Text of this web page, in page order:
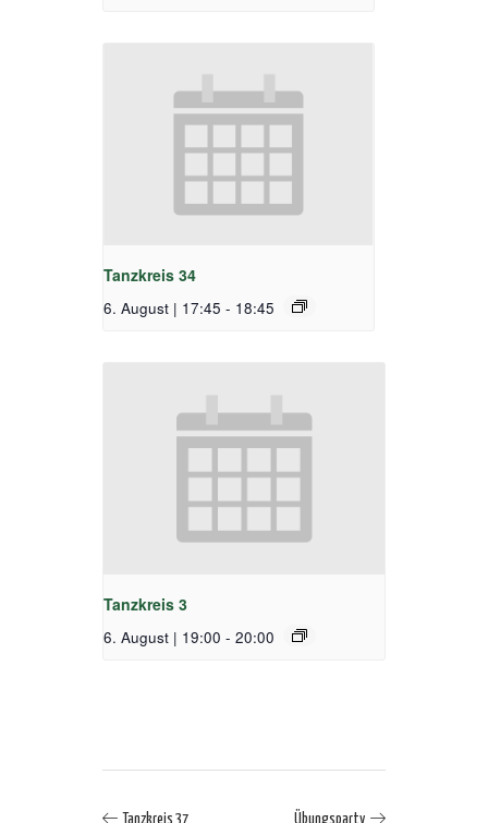
Tanzkreis 34
6. August | 17:45 - 18:45
Tanzkreis 3
6. August | 19:00 - 20:00
Tanzkreis 37 Übungsparty